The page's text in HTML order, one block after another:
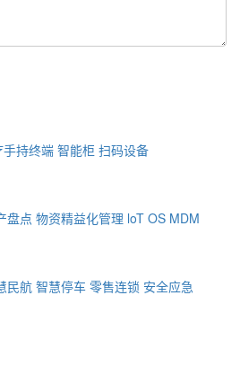
持终端 智能柜 扫码设备
盘点 物资精益化管理 loT OS MDM
民航 智慧停车 零售连锁 安全应急